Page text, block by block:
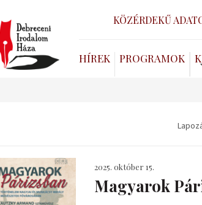
KÖZÉRDEKŰ
HÍREK PROGRAMOK
2025. október 15.
​Magyarok